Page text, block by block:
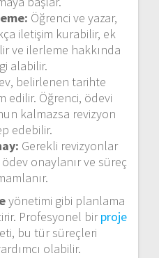
Öğrenci ve yazar,
iletişim kurabilir, ek
ve ilerleme hakkında
alabilir.
belirlenen tarihte
edilir. Öğrenci, ödevi
kalmazsa revizyon
edebilir.
Gerekli revizyonlar
onaylanır ve süreç
yönetimi gibi planlama
Profesyonel birproje
bu tür süreçleri
olabilir.